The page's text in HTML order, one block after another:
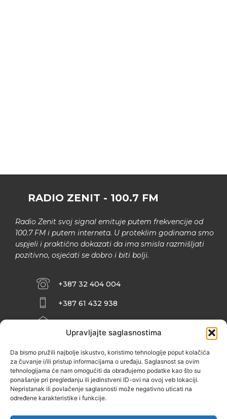
Upravljajte saglasnostima
Da bismo pružili najbolje iskustvo, koristimo tehnologije poput kolačića
za čuvanje i/ili pristup informacijama o uređaju. Saglasnost sa ovim
tehnologijama će nam omogućiti da obrađujemo podatke kao što su
ponašanje pri pregledanju ili jedinstveni ID-ovi na ovoj veb lokaciji.
Nepristanak ili povlačenje saglasnosti može negativno uticati na
određene karakteristike i funkcije.
RADIO ZENIT - 100.7 FM
Radio Zenit svoj signal emituje putem frekvencije od
100.7 FM i putem interneta. U proteklim godinama smo
uspjeli i praktično dokazati da ima smisla razmišljati
pozitivno, osjećati se dobro i biti bolji.
+387 32 404 004
+387 61 432 938
ZENIČANKA, 3. SPRAT), 72000 ZENICA